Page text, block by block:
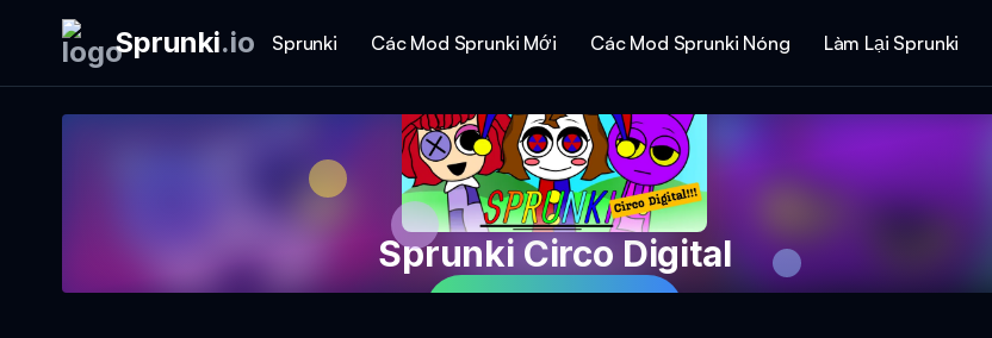
Sprunki.io Sprunki Các Mod Sprunki Mới Các Mod Sprunki Nóng Làm Lại Sprunki
Sprunki Circo Digital